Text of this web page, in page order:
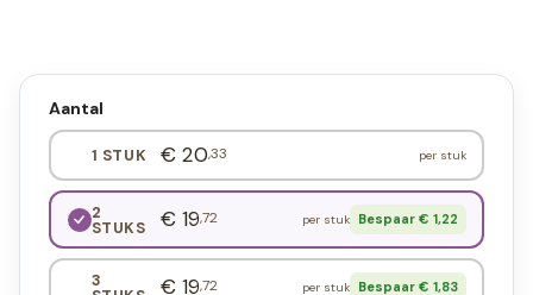
Aantal
1 STUK € 20,33 per stuk
2
STUKS € 19,72 per stuk Bespaar € 1,22
3 € 19,72 per stuk Bespaar € 1,83